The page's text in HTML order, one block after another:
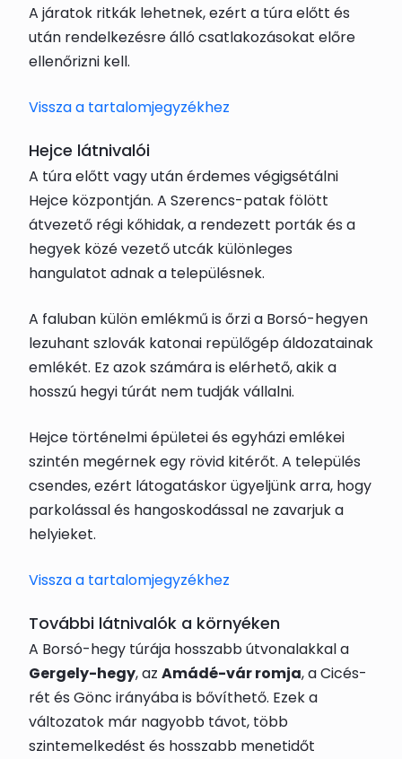
A járatok ritkák lehetnek, ezért a túra előtt és
után rendelkezésre álló csatlakozásokat előre
ellenőrizni kell.
Vissza a tartalomjegyzékhez
Hejce látnivalói
A túra előtt vagy után érdemes végigsétálni
Hejce központján. A Szerencs-patak fölött
átvezető régi kőhidak, a rendezett porták és a
hegyek közé vezető utcák különleges
hangulatot adnak a településnek.
A faluban külön emlékmű is őrzi a Borsó-hegyen
lezuhant szlovák katonai repülőgép áldozatainak
emlékét. Ez azok számára is elérhető, akik a
hosszú hegyi túrát nem tudják vállalni.
Hejce történelmi épületei és egyházi emlékei
szintén megérnek egy rövid kitérőt. A település
csendes, ezért látogatáskor ügyeljünk arra, hogy
parkolással és hangoskodással ne zavarjuk a
helyieket.
Vissza a tartalomjegyzékhez
További látnivalók a környéken
A Borsó-hegy túrája hosszabb útvonalakkal a
Gergely-hegy, az Amádé-vár romja, a Cicés-
rét és Gönc irányába is bővíthető. Ezek a
változatok már nagyobb távot, több
szintemelkedést és hosszabb menetidőt